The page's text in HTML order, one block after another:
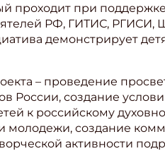
проходит при
РФ, ГИТИС, РГИСИ,
демонстрирует
– проведение
России, создание
к российскому
молодежи, создание
активности